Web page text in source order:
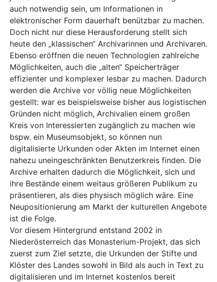
auch notwendig sein, um Informationen in
elektronischer Form dauerhaft benützbar zu machen.
Doch nicht nur diese Herausforderung stellt sich
heute den „klassischen“ Archivarinnen und Archivaren.
Ebenso eröffnen die neuen Technologien zahlreiche
Möglichkeiten, auch die „alten“ Speicherträger
effizienter und komplexer lesbar zu machen. Dadurch
werden die Archive vor völlig neue Möglichkeiten
gestellt: war es beispielsweise bisher aus logistischen
Gründen nicht möglich, Archivalien einem großen
Kreis von Interessierten zugänglich zu machen wie
bspw. ein Museumsobjekt, so können nun
digitalisierte Urkunden oder Akten im Internet einen
nahezu uneingeschränkten Benutzerkreis finden. Die
Archive erhalten dadurch die Möglichkeit, sich und
ihre Bestände einem weitaus größeren Publikum zu
präsentieren, als dies physisch möglich wäre. Eine
Neupositionierung am Markt der kulturellen Angebote
ist die Folge.
Vor diesem Hintergrund entstand 2002 in
Niederösterreich das Monasterium-Projekt, das sich
zuerst zum Ziel setzte, die Urkunden der Stifte und
Klöster des Landes sowohl in Bild als auch in Text zu
digitalisieren und im Internet kostenlos bereit